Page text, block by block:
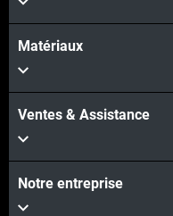
Matériaux
Ventes & Assistance
Notre entreprise